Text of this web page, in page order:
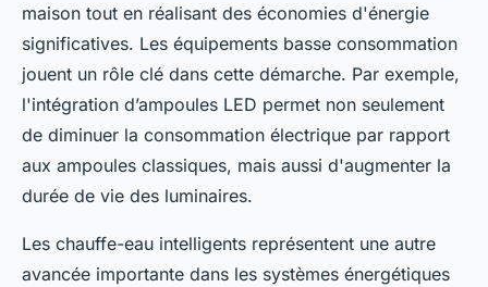
maison tout en réalisant des économies d'énergie
significatives. Les équipements basse consommation
jouent un rôle clé dans cette démarche. Par exemple,
l'intégration d’ampoules LED permet non seulement
de diminuer la consommation électrique par rapport
aux ampoules classiques, mais aussi d'augmenter la
durée de vie des luminaires.
Les chauffe-eau intelligents représentent une autre
avancée importante dans les systèmes énergétiques